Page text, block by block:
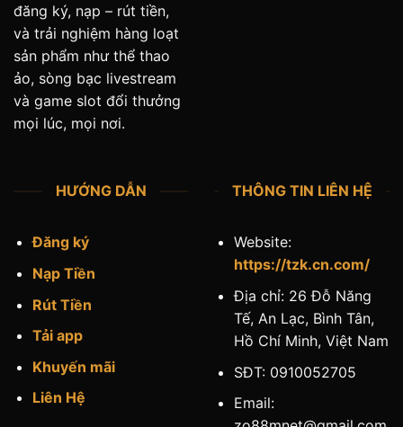
đăng ký, nạp – rút tiền,
và trải nghiệm hàng loạt
sản phẩm như thể thao
ảo, sòng bạc livestream
và game slot đổi thưởng
mọi lúc, mọi nơi.
HƯỚNG DẪN
Đăng ký
Nạp Tiền
Rút Tiền
Tải app
Khuyến mãi
Liên Hệ
THÔNG TIN LIÊN HỆ
Website:
https://tzk.cn.com/
Địa chỉ: 26 Đỗ Năng
Tế, An Lạc, Bình Tân,
Hồ Chí Minh, Việt Nam
SĐT: 0910052705
Email: